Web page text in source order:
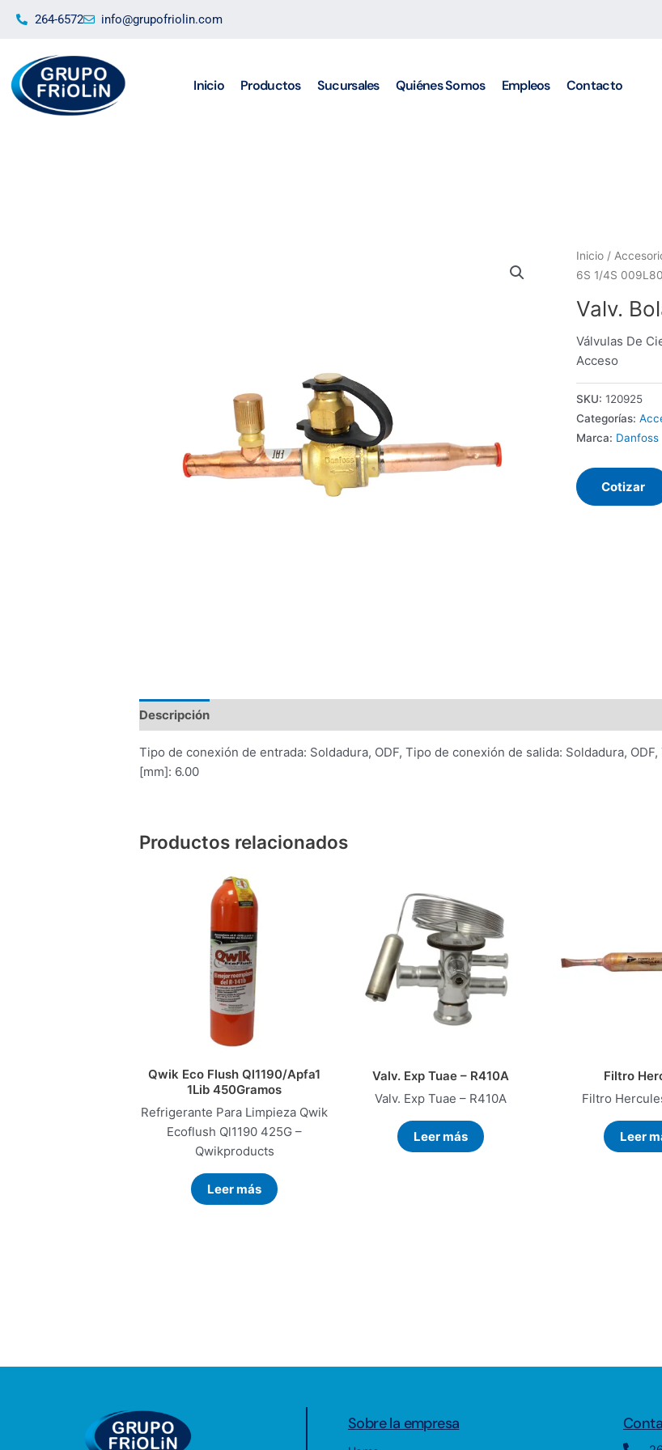
264-6572 info@grupofriolin.com
Inicio Productos Sucursales Quiénes Somos Empleos Contacto
Inicio /
6S 1/4S
Valv.
Válvulas De
Acceso
SKU: 120925
Categorías:
Marca: Danfoss
Cotizar
Descripción
Tipo de conexión de entrada: Soldadura, ODF, Tipo de conexión de salida: Soldadura,
[mm]: 6.00
Productos relacionados
Qwik Eco Flush Ql1190/Apfa1
1Lib 450Gramos
Refrigerante Para Limpieza Qwik
Ecoflush Ql1190 425G –
Qwikproducts
Leer más
Valv. Exp Tuae – R410A
Valv. Exp Tuae – R410A
Leer más
Filtro
Filtro
Leer
Sobre la empresa